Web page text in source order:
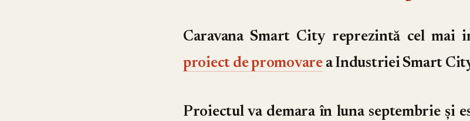
Caravana Smart Cityreprezintă cel mai
proiect de promovarea Industriei Smart
Proiectul va demara în luna septembrie și